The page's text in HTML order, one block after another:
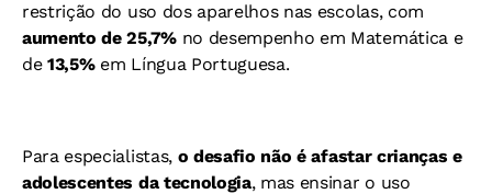
restrição do uso dos aparelhos nas escolas, com
aumento de 25,7%no desempenho em Matemática e
de13,5%em Língua Portuguesa.
Para especialistas, o desafio não é afastar crianças e
adolescentes da tecnologia, mas ensinar o uso